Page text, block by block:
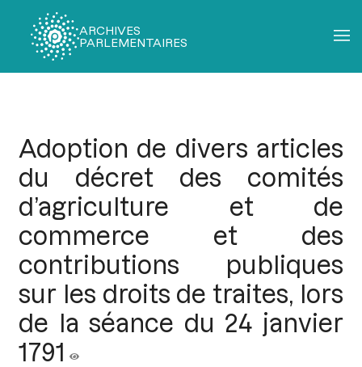
ARCHIVES
PARLEMENTAIRES
Adoption de divers articles
du décret des comités
d’agriculture et de
commerce et des
contributions publiques
sur les droits de traites, lors
de la séance du 24 janvier
1791